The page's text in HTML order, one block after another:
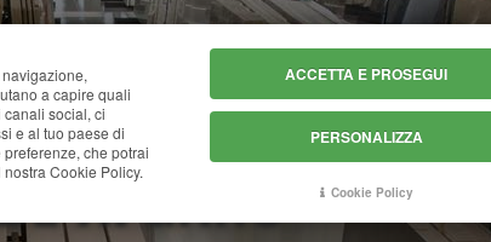
HOME CATALOGO MAGAZZINO ONLINE
AFGANO
a capire quali
social, ci
e al tuo paese di
che potrai
Cookie Policy.
ACCETTA E PROSEGUI
PERSONALIZZA
Cookie Policy